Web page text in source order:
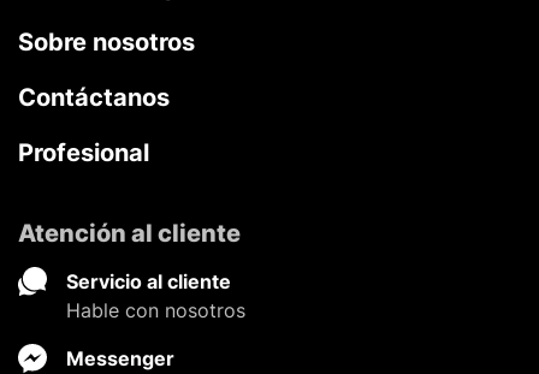
Sobre nosotros
Contáctanos
Profesional
Atención al cliente
Servicio al cliente
Hable con nosotros
Messenger